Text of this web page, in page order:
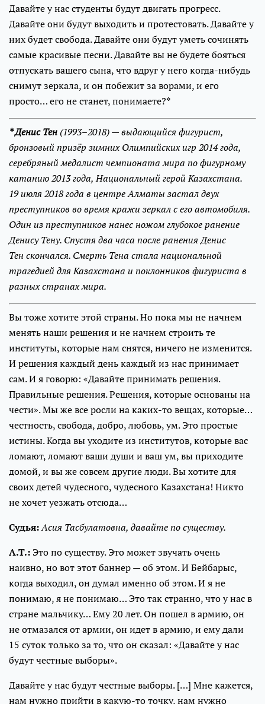
Давайте у нас студенты будут двигать прогресс.
Давайте они будут выходить и протестовать. Давайте у
них будет свобода. Давайте они будут уметь сочинять
самые красивые песни. Давайте вы не будете бояться
отпускать вашего сына, что вдруг у него когда-нибудь
снимут зеркала, и он побежит за ворами, и его
просто… его не станет, понимаете?*
* Денис Тен (1993–2018) — выдающийся фигурист,
бронзовый призёр зимних Олимпийских игр 2014 года,
серебряный медалист чемпионата мира по фигурному
катанию 2013 года, Национальный герой Казахстана.
19 июля 2018 года в центре Алматы застал двух
преступников во время кражи зеркал с его автомобиля.
Один из преступников нанес ножом глубокое ранение
Денису Тену. Спустя два часа после ранения Денис
Тен скончался. Смерть Тена стала национальной
трагедией для Казахстана и поклонников фигуриста в
разных странах мира.
Вы тоже хотите этой страны. Но пока мы не начнем
менять наши решения и не начнем строить те
институты, которые нам снятся, ничего не изменится.
И решения каждый день каждый из нас принимает
сам. И я говорю: «Давайте принимать решения.
Правильные решения. Решения, которые основаны на
чести». Мы же все росли на каких-то вещах, которые…
честность, свобода, добро, любовь, ум. Это простые
истины. Когда вы уходите из институтов, которые вас
ломают, ломают ваши души и ваш ум, вы приходите
домой, и вы же совсем другие люди. Вы хотите для
своих детей чудесного, чудесного Казахстана! Никто
не хочет уезжать отсюда…
Судья:Асия Тасбулатовна, давайте по существу.
А.Т.: Это по существу. Это может звучать очень
наивно, но вот этот баннер — об этом. И Бейбарыс,
когда выходил, он думал именно об этом. И я не
понимаю, я не понимаю… Это так странно, что у нас в
стране мальчику… Ему 20 лет. Он пошел в армию, он
не отмазался от армии, он идет в армию, и ему дали
15 суток только за то, что он сказал: «Давайте у нас
будут честные выборы».
Давайте у нас будут честные выборы. […] Мне кажется,
нам нужно прийти в какую-то точку, нам нужно